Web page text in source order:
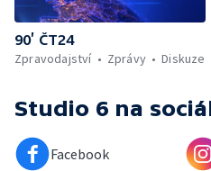
90’ ČT24
Zpravodajství
Zprávy Diskuze
Studio 6 na
Facebook